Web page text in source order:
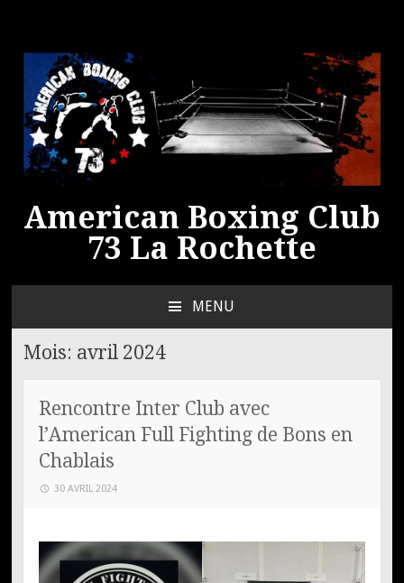
American Boxing Club
73 La Rochette
MENU
CONTENU
Mois: avril 2024
Rencontre Inter Club avec
l’American Full Fighting de Bons en
Chablais
30 AVRIL 2024